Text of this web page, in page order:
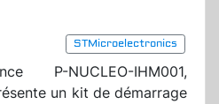
STMicroelectronics
P-NUCLEO-IHM001,
un kit de démarrage